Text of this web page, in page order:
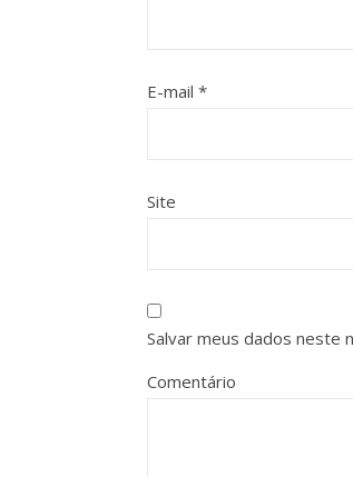
E-mail *
Site
Salvar meus dados neste
Comentário